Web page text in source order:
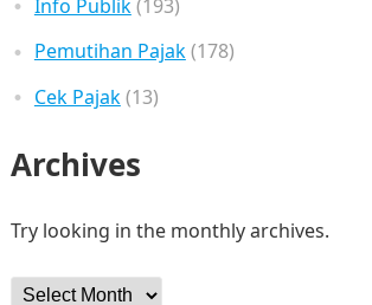
Info Publik(193)
Pemutihan Pajak(178)
Cek Pajak(13)
Archives
Try looking in the monthly archives.
Archives